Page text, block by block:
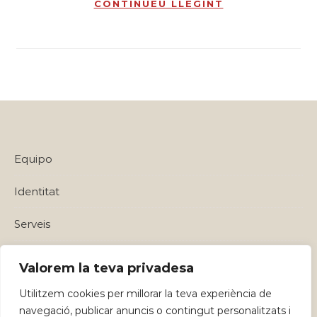
Valorem la teva privadesa
Utilitzem cookies per millorar la teva experiència de
navegació, publicar anuncis o contingut personalitzats i
CONTINUEU LLEGINT
Equipo
Identitat
Serveis